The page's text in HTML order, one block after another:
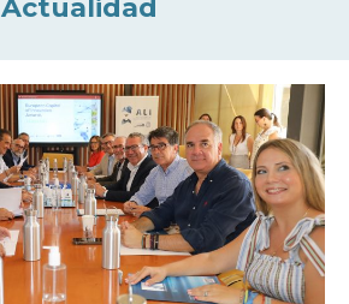
Actualidad